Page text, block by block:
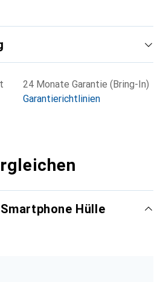
24 Monate Garantie (Bring-In)
Garantierichtlinien
Hülle